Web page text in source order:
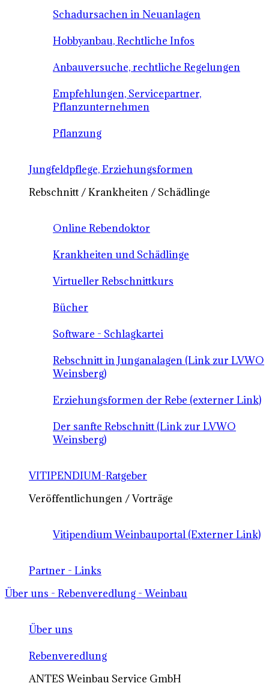
Schadursachen in Neuanlagen
Hobbyanbau, Rechtliche Infos
Anbauversuche, rechtliche Regelungen
Empfehlungen, Servicepartner,
Pflanzunternehmen
Pflanzung
Jungfeldpflege, Erziehungsformen
Rebschnitt / Krankheiten / Schädlinge
Online Rebendoktor
Krankheiten und Schädlinge
Virtueller Rebschnittkurs
Bücher
Software - Schlagkartei
Rebschnitt in Junganalagen (Link zur LVWO
Weinsberg)
Erziehungsformen der Rebe (externer Link)
Der sanfte Rebschnitt (Link zur LVWO
Weinsberg)
VITIPENDIUM-Ratgeber
Veröffentlichungen / Vorträge
Vitipendium Weinbauportal (Externer Link)
Partner - Links
Über uns - Rebenveredlung - Weinbau
Über uns
Rebenveredlung
ANTES Weinbau Service GmbH